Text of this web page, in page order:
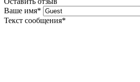
Ваше имя*
Текст сообщения*